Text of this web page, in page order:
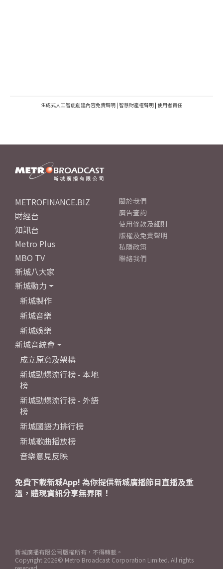
生成式人工智能創建內容免責聲明 | 智慧財產權聲明 | 使用者責任
METROFINANCE.BIZ
財經台
知訊台
Metro Plus
MBO TV
新城八大家
新城動力
新城製作
新城音樂
新城娛樂
新城音統會
成立原意及架構
新城勁爆流行榜 - 本地
榜
新城勁爆流行榜 - 外語
榜
新城國語力排行榜
新城歌曲播放榜
音樂意見反映
關於我們
廣告查詢
使用條款及細則
版權及免責聲明
私隱政策
聯絡我們
免費下載新城App! 為你提供新城廣播節目直播及重
溫，體現資訊分享無界限！
新城廣播有限公司版權所有，不得轉載。
Copyright 2026© Metro Broadcast Corporation Limited. All rights